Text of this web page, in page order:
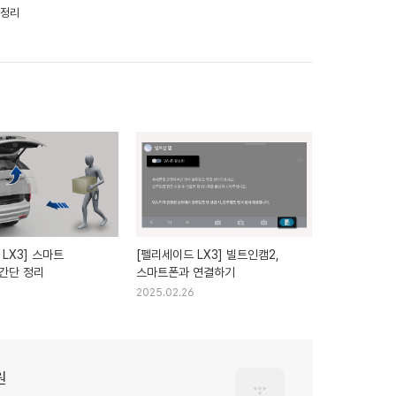
리
LX3] 스마트
단 정리
[펠리세이드 LX3] 빌트인캠2,
스마트폰과 연결하기
2025.02.26